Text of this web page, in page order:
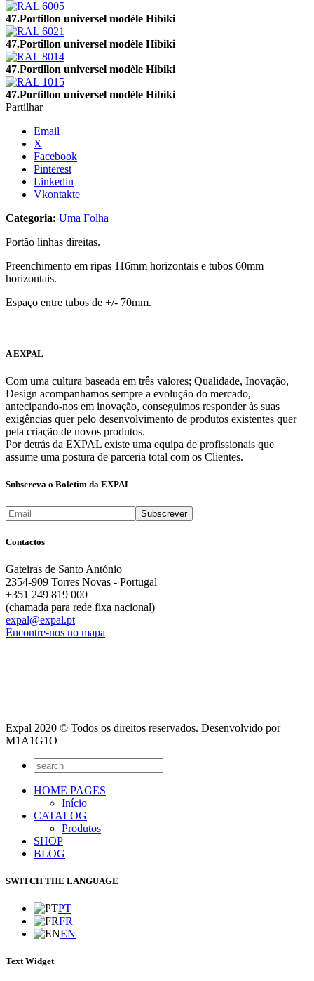
47.Portillon universel modèle Hibiki
47.Portillon universel modèle Hibiki
47.Portillon universel modèle Hibiki
47.Portillon universel modèle Hibiki
Partilhar
Email
X
Facebook
Pinterest
Linkedin
Vkontakte
Categoria: Uma Folha
Portão linhas direitas.
Preenchimento em ripas 116mm horizontais e tubos 60mm
horizontais.
Espaço entre tubos de +/- 70mm.
A EXPAL
Com uma cultura baseada em três valores; Qualidade, Inovação,
Design acompanhamos sempre a evolução do mercado,
antecipando-nos em inovação, conseguimos responder às suas
exigências quer pelo desenvolvimento de produtos existentes quer
pela criação de novos produtos.
Por detrás da EXPAL existe uma equipa de profissionais que
assume uma postura de parceria total com os Clientes.
Subscreva o Boletim da EXPAL
Contactos
Gateiras de Santo António
2354-909 Torres Novas - Portugal
+351 249 819 000
(chamada para rede fixa nacional)
expal@expal.pt
Encontre-nos no mapa
Expal 2020 © Todos os direitos reservados. Desenvolvido por
M1A1G1O
HOME PAGES
Início
CATALOG
Produtos
SHOP
BLOG
SWITCH THE LANGUAGE
PT
FR
EN
Text Widget